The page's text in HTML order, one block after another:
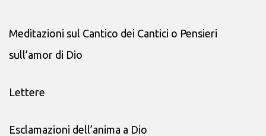
Meditazioni sul Cantico dei Cantici o Pensieri
sull’amor di Dio
Lettere
Esclamazioni dell’anima a Dio